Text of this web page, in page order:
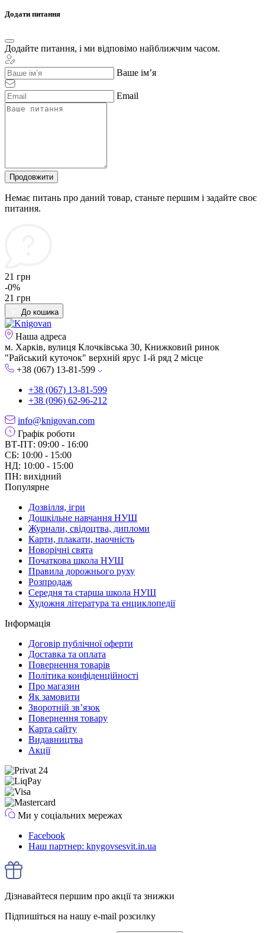
Додати питання
Додайте питання, і ми відповімо найближчим часом.
Ваше ім’я
Email
Продовжити
Немає питань про даний товар, станьте першим і задайте своє
питання.
21 грн
-0%
21 грн
До кошика
Наша адреса
м. Харків, вулиця Клочківська 30, Книжковий ринок
"Райський куточок" верхній ярус 1-й ряд 2 місце
+38 (067) 13-81-599
+38 (067) 13-81-599
+38 (096) 62-96-212
info@knigovan.com
Графік роботи
ВТ-ПТ: 09:00 - 16:00
СБ: 10:00 - 15:00
НД: 10:00 - 15:00
ПН: вихідний
Популярне
Дозвілля, ігри
Дошкільне навчання НУШ
Журнали, свідоцтва, дипломи
Карти, плакати, наочність
Новорічні свята
Початкова школа НУШ
Правила дорожнього руху
Розпродаж
Середня та старша школа НУШ
Художня література та енциклопедії
Інформація
Договір публічної оферти
Доставка та оплата
Повернення товарів
Політика конфіденційності
Про магазин
Як замовити
Зворотній зв’язок
Повернення товару
Карта сайту
Видавництва
Акції
Ми у соціальних мережах
Facebook
Наш партнер: knygovsesvit.in.ua
Дізнавайтеся першим про акції та знижки
Підпишіться на нашу e-mail розсилку